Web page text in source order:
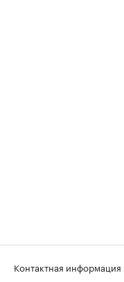
Контактная информация